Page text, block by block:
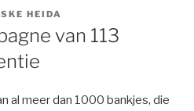
HEIDA
van 113
al meer dan 1000 bankjes, die